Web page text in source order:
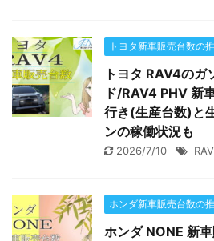
トヨタ新車販売台数の
トヨタ RAV4のガ
ド/RAV4 PHV 新
行き(生産台数)と
ンの稼働状況も
2026/7/10
ホンダ新車販売台数の
ホンダ NONE 新